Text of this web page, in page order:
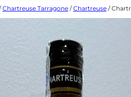
Chartreuse Tarragone/Chartreuse/